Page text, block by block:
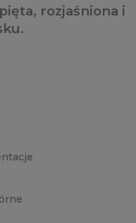
rozjaśniona i